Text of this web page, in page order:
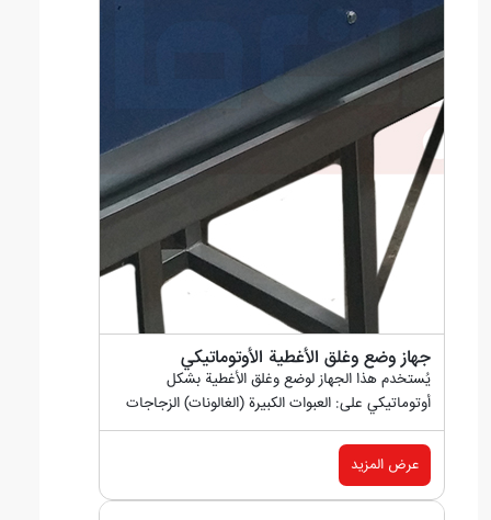
جهاز وضع وغلق الأغطية الأوتوماتيكي
يُستخدم هذا الجهاز لوضع وغلق الأغطية بشكل
أوتوماتيكي على: العبوات الكبيرة (الغالونات) الزجاجات
بمختلف السعات...
عرض المزيد